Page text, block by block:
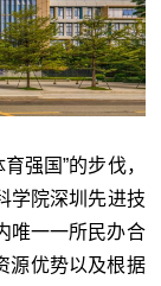
强国”的步伐，
学院深圳先进技
唯一一所民办合
源优势以及根据